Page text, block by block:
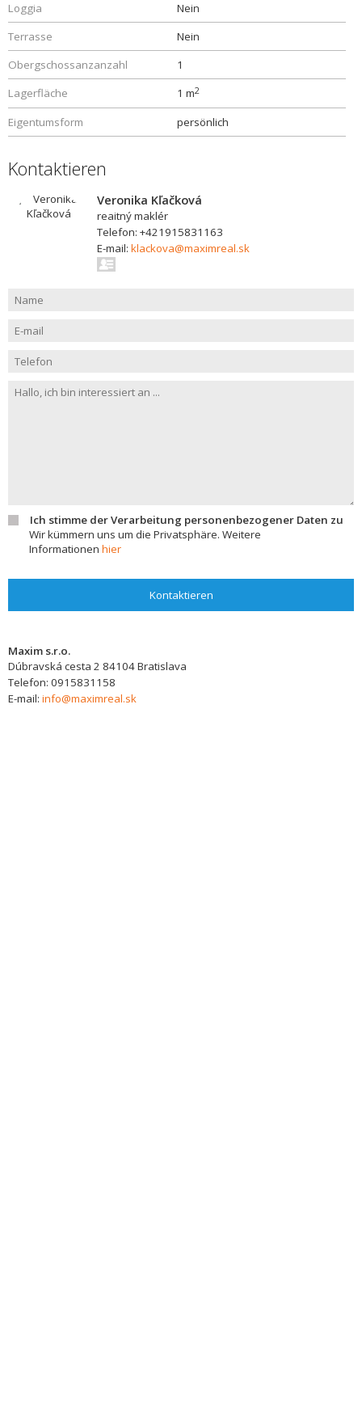
Loggia
Nein
Terrasse
Nein
Obergschossanzanzahl
1
Lagerfläche
1 m2
Eigentumsform persönlich
Kontaktieren
Veronika Kľačková
reaitný maklér
Telefon: +421915831163
E-mail: klackova@maximreal.sk
Ich stimme der Verarbeitung personenbezogener Daten zu
Wir kümmern uns um die Privatsphäre. Weitere
Informationen hier
Kontaktieren
Maxim s.r.o.
Dúbravská cesta 2 84104Bratislava
Telefon: 0915831158
E-mail: info@maximreal.sk